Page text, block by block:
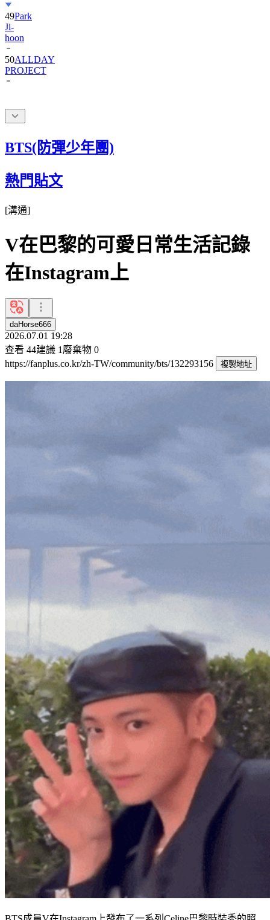
49Park
Ji-
hoon
50ALLDAY
PROJECT
BTS(防彈少年團)
熱門貼文
[溝通]
V在巴黎的可愛日常生活記錄
在Instagram上
daHorse666
2026.07.01 19:28
查看 44建議 1 廢棄物 0
https://fanplus.co.kr/zh-TW/community/bts/132293156
複製地址